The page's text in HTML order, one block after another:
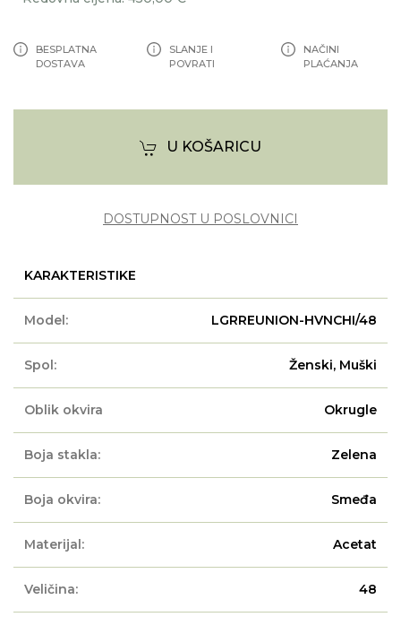
BESPLATNA
DOSTAVA
SLANJE I
POVRATI
NAČINI
PLAĆANJA
U KOŠARICU
DOSTUPNOST U POSLOVNICI
KARAKTERISTIKE
Model: LGRREUNION-HVNCHI/48
Spol: Ženski, Muški
Oblik okvira Okrugle
Boja stakla: Zelena
Boja okvira: Smeđa
Materijal: Acetat
Veličina: 48